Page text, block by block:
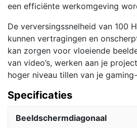
een efficiënte werkomgeving
De verversingssnelheid van 100
kunnen vertragingen en
kan zorgen voor vloeiende
van video’s, werken aan je
hoger niveau tillen van je
Specificaties
Beeldschermdiagonaal